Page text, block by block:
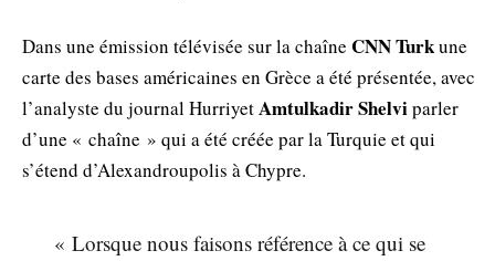
Dans une émission télévisée sur la chaîne CNN Turkune
carte des bases américaines en Grèce a été présentée, avec
l’analyste du journal HurriyetAmtulkadir Shelviparler
d’une « chaîne » qui a été créée par la Turquie et qui
s’étend d’Alexandroupolis à Chypre.
« Lorsque nous faisons référence à ce qui se